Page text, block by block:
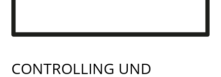
CONTROLLING UND